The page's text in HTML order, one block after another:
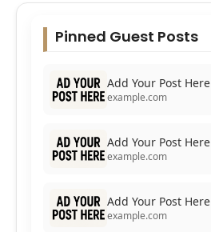
Pinned Guest Posts
Add Your Post Here
example.com
Add Your Post Here
example.com
Add Your Post Here
example.com